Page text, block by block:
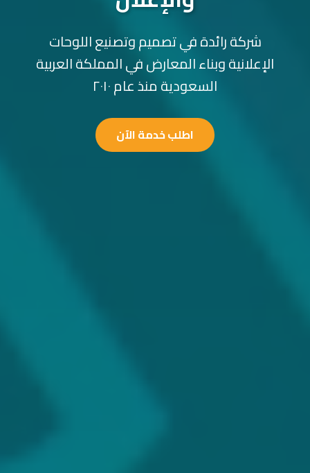
شركة رائدة في تصميم وتصنيع اللوحات
الإعلانية وبناء المعارض في المملكة العربية
السعودية منذ عام ٢٠١٠
اطلب خدمة الآن